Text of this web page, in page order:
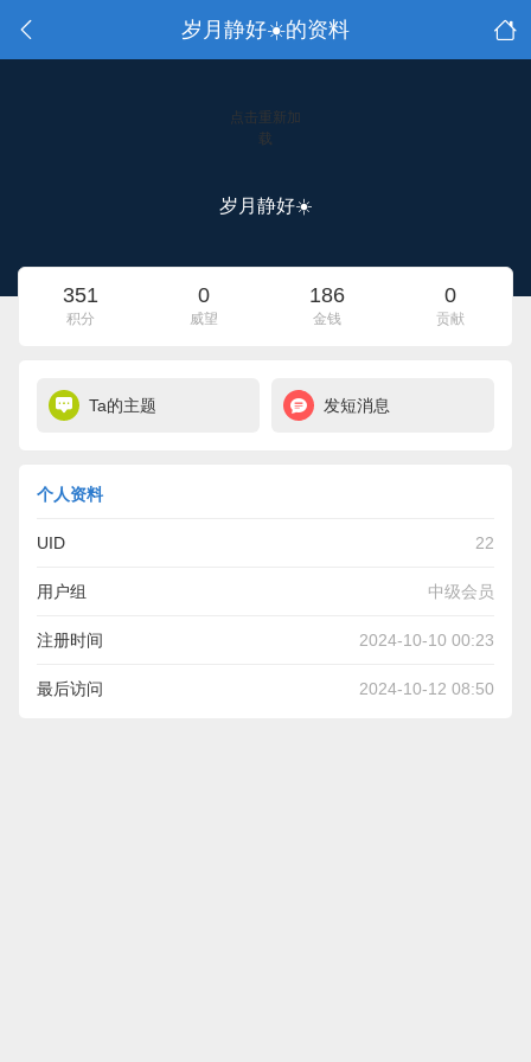
岁月静好☀️的资料
点击重新加
载
岁月静好☀️
351
积分
0
威望
186
金钱
0
贡献
Ta的主题 发短消息
个人资料
UID 22
用户组 中级会员
注册时间 2024-10-10 00:23
最后访问 2024-10-12 08:50